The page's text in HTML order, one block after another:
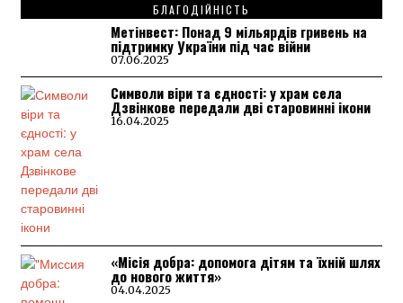
БЛАГОДІЙНІСТЬ
Метінвест: Понад 9 мільярдів гривень на
підтримку України під час війни
07.06.2025
Символи віри та єдності: у храм села
Дзвінкове передали дві старовинні ікони
16.04.2025
«Місія добра: допомога дітям та їхній шлях
до нового життя»
04.04.2025